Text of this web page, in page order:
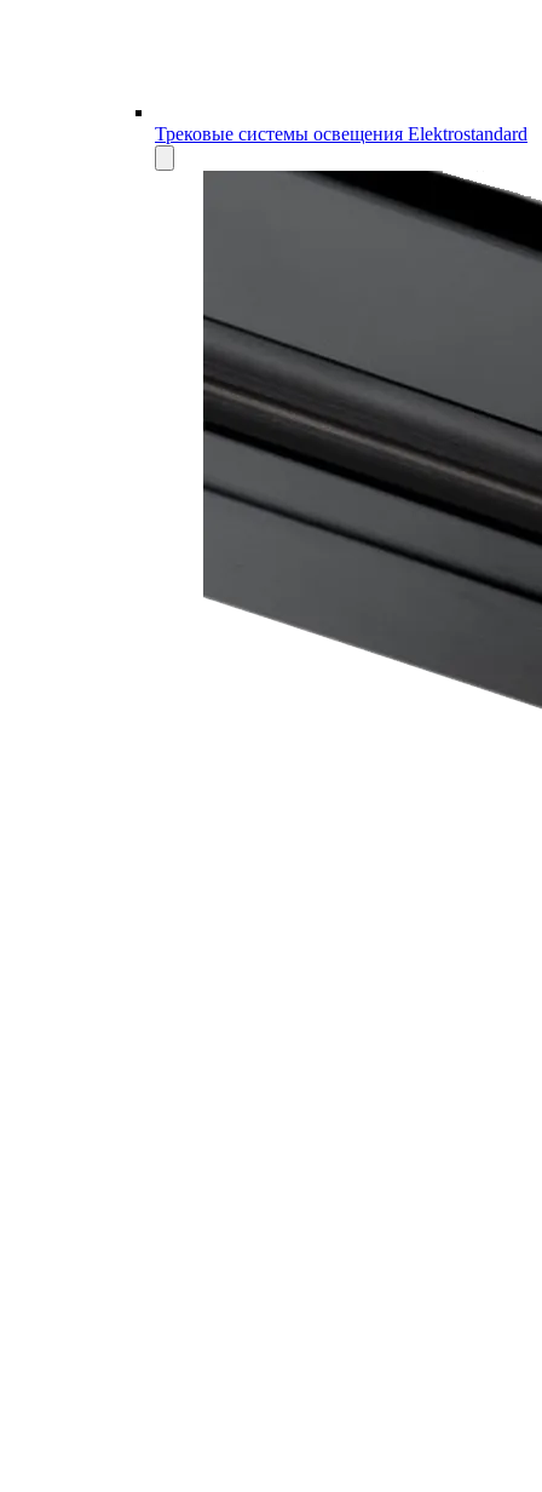
Трековые системы освещения Elektrostandard